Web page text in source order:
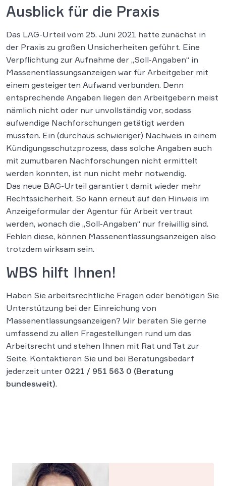
Ausblick für die Praxis
Das LAG-Urteil vom 25. Juni 2021 hatte zunächst in
der Praxis zu großen Unsicherheiten geführt. Eine
Verpflichtung zur Aufnahme der „Soll-Angaben“ in
Massenentlassungsanzeigen war für Arbeitgeber mit
einem gesteigerten Aufwand verbunden. Denn
entsprechende Angaben liegen den Arbeitgebern meist
nämlich nicht oder nur unvollständig vor, sodass
aufwendige Nachforschungen getätigt werden
mussten. Ein (durchaus schwieriger) Nachweis in einem
Kündigungsschutzprozess, dass solche Angaben auch
mit zumutbaren Nachforschungen nicht ermittelt
werden konnten, ist nun nicht mehr notwendig.
Das neue BAG-Urteil garantiert damit wieder mehr
Rechtssicherheit. So kann erneut auf den Hinweis im
Anzeigeformular der Agentur für Arbeit vertraut
werden, wonach die „Soll-Angaben“ nur freiwillig sind.
Fehlen diese, können Massenentlassungsanzeigen also
trotzdem wirksam sein.
WBS hilft Ihnen!
Haben Sie arbeitsrechtliche Fragen oder benötigen Sie
Unterstützung bei der Einreichung von
Massenentlassungsanzeigen? Wir beraten Sie gerne
umfassend zu allen Fragestellungen rund um das
Arbeitsrecht und stehen Ihnen mit Rat und Tat zur
Seite. Kontaktieren Sie und bei Beratungsbedarf
jederzeit unter 0221 / 951 563 0 (Beratung
bundesweit).